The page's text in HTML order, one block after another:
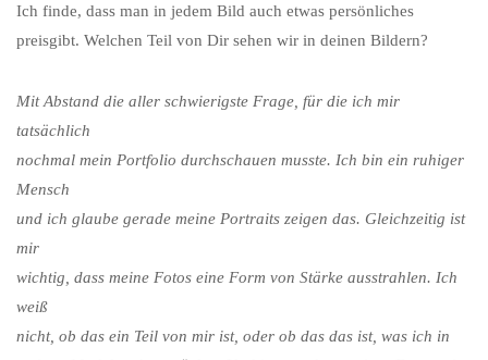
Ich finde, dass man in jedem Bild auch etwas persönliches
preisgibt. Welchen Teil von Dir sehen wir in deinen Bildern?
Mit Abstand die aller schwierigste Frage, für die ich mir
tatsächlich
nochmal mein Portfolio durchschauen musste. Ich bin ein ruhiger
Mensch
und ich glaube gerade meine Portraits zeigen das. Gleichzeitig ist
mir
wichtig, dass meine Fotos eine Form von Stärke ausstrahlen. Ich
weiß
nicht, ob das ein Teil von mir ist, oder ob das das ist, was ich in